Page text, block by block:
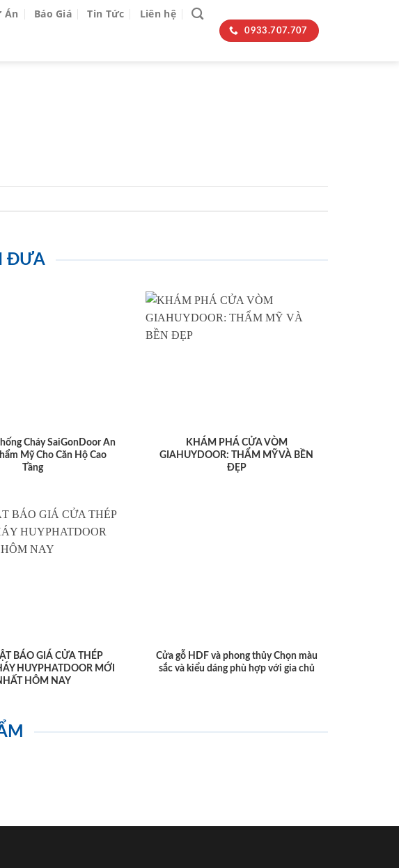
Án Báo Giá Tin Tức Liên hệ
0933.707.707
ĐƯA
Cháy SaiGonDoor An
Mỹ Cho Căn Hộ Cao
Tầng
KHÁM PHÁ CỬA VÒM
GIAHUYDOOR: THẨM MỸ VÀ BỀN
ĐẸP
BÁO GIÁ CỬA THÉP
HUYPHATDOOR MỚI
HÔM NAY
Cửa gỗ HDF và phong thủy Chọn màu
sắc và kiểu dáng phù hợp với gia chủ